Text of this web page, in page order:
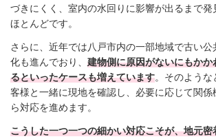
づきにくく、室内の水回りに影響が出るまで
ほとんどです。
さらに、近年では八戸市内の一部地域で古い
化も進んでおり、 建物側に原因がないにもか
るといったケースも増えています。そのような
客様と一緒に現地を確認し、必要に応じて関
ら対応を進めます。
こうした一つ一つの細かい対応こそが、地元